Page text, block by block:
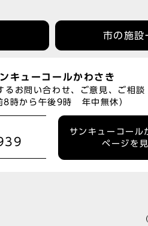
市の施設
キューコールかわさき
るお問い合わせ、ご意見、ご相談
8時から午後9時 年中無休）
サンキューコール
ページを